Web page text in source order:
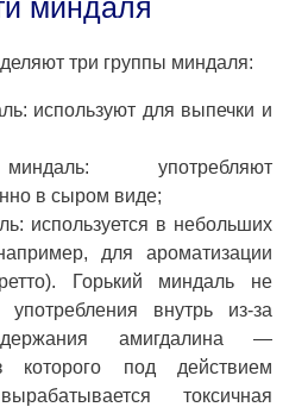
миндаля
три группы миндаля:
используют для выпечки и
употребляют
в сыром виде;
используется в небольших
для ароматизации
Горький миндаль не
внутрь из-за
амигдалина —
которого под действием
токсичная